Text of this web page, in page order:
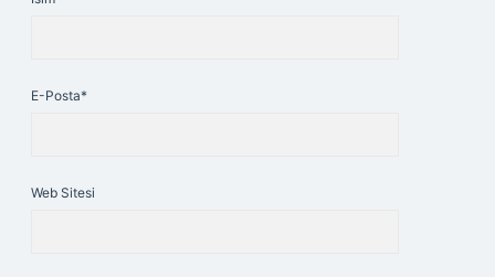
E-Posta*
Web Sitesi